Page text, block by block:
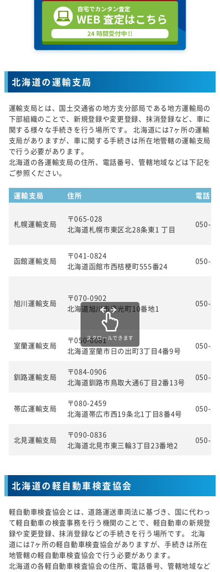
北海道の運輸支局
運輸支局とは、国土交通省の地方支分部局である地方運輸局の
下部組織のことで、新規登録や変更登録、抹消登録など、車に
関する様々な手続きを行う場所です。 北海道には7ヶ所の運輸
支局がありますが、車に関する手続きは所在地管轄の運輸支局
で行う必要があります。
北海道の各運輸支局の住所、電話番号、管轄地域などは下記を
ご参照ください。
運輸支局 住所 電話
札幌運輸支局
〒065-028
北海道札幌市東区北28条東1 丁目
050-
函館運輸支局
〒041-0824
北海道函館市西桔梗町555番24
050-
旭川運輸支局
〒070-0902
北海道旭川市春光町10番地1
050-
室蘭運輸支局
〒050-0081
北海道室蘭市日の出町3丁目4番9号
050-
釧路運輸支局
〒084-0906
北海道釧路市鳥取大通6丁目2番13号
050-
帯広運輸支局
〒080-2459
北海道帯広市西19条北1丁目8番4号
050-
北見運輸支局
〒090-0836
北海道北見市東三輪3丁目23番地2
050-
スクロールできます
北海道の軽自動車検査協会
軽自動車検査協会とは、道路運送車両法に基づき、国に代わっ
て軽自動車の検査事務を行う機関のことで、軽自動車の新規登
録や変更登録、抹消登録などの手続きを行う場所です。 北海
道には7ヶ所の軽自動車検査協会がありますが、手続きは所在
地管轄の軽自動車検査協会で行う必要があります。
北海道の各軽自動車検査協会の住所、電話番号、管轄地域など